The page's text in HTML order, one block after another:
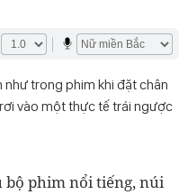
trong phim khi đặt chân
vào một thực tế trái ngược
bộ phim nổi tiếng, núi